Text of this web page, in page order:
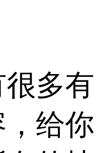
很多有
给你